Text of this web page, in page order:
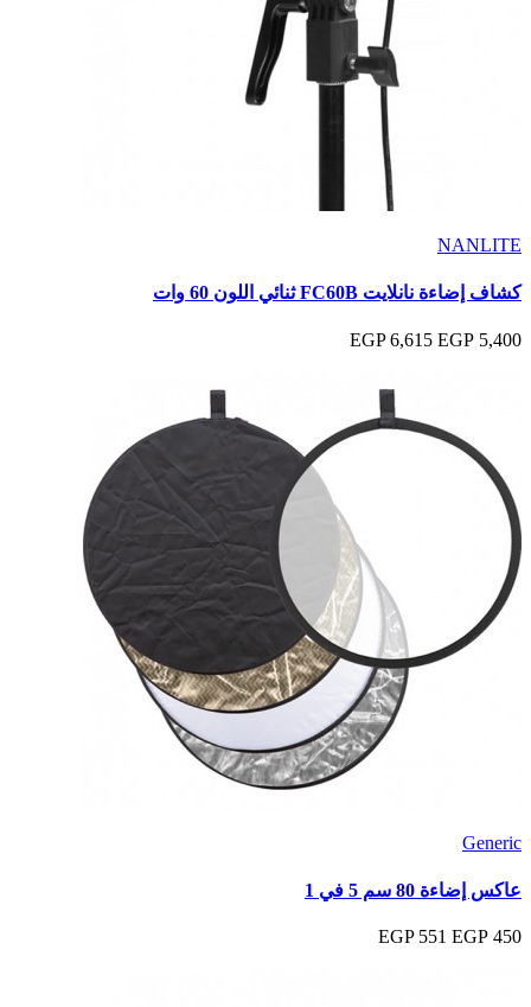
NANLITE
كشاف إضاءة نانلايت FC60B ثنائي اللون 60 وات
5,400 EGP
6,615 EGP
Generic
عاكس إضاءة 80 سم 5 في 1
450 EGP
551 EGP